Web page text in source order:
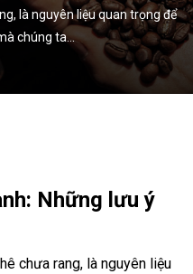
là nguyên liệu quan trọng để
chúng ta…
Những lưu ý
chưa rang, là nguyên liệu